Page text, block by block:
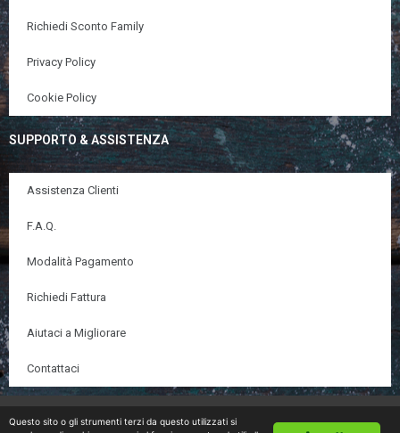
Richiedi Sconto Family
Privacy Policy
Cookie Policy
SUPPORTO & ASSISTENZA
Assistenza Clienti
F.A.Q.
Modalità Pagamento
Richiedi Fattura
Aiutaci a Migliorare
Contattaci
© Copyright 2020 DietaZonaOnline.com | All Rights
Questo sito o gli strumenti terzi da questo utilizzati si